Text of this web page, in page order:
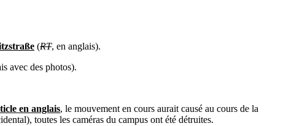
(RT, en anglais).
avec des photos).
en anglais, le mouvement en cours aurait causé au cours de la
toutes les caméras du campus ont été détruites.